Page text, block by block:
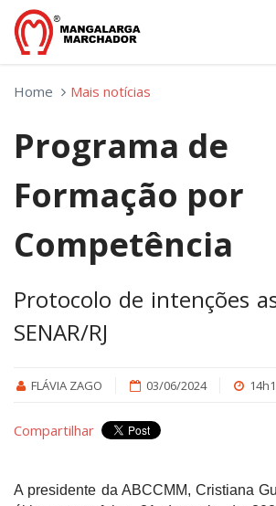
Home Mais notícias
Programa de
Formação por
Competência
Protocolo de intenções
SENAR/RJ
FLÁVIA ZAGO 03/06/2024
Compartilhar
A presidente da ABCCMM, Cristiana